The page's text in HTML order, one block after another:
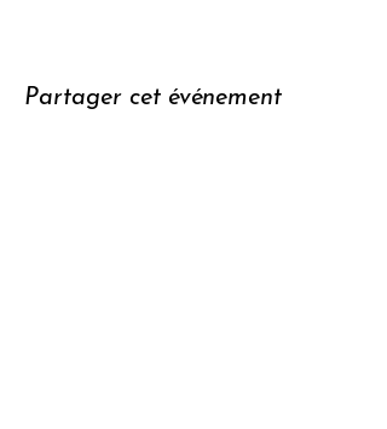
Partager cet événement